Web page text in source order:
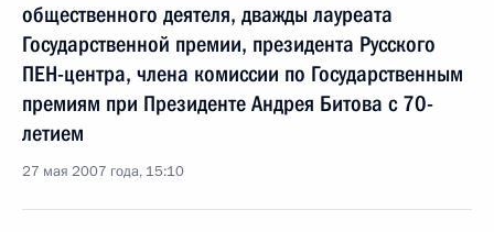
общественного деятеля, дважды лауреата
Государственной премии, президента Русского
ПЕН-центра, члена комиссии по Государственным
премиям при Президенте Андрея Битова с 70-
летием
27 мая 2007 года, 15:10